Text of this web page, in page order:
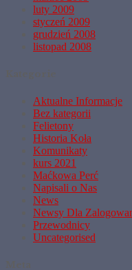
luty 2009
styczeń 2009
grudzień 2008
listopad 2008
Aktualne Informacje
Bez kategorii
Felietony
Historia Koła
Komunikaty
kurs 2021
Maćkowa Perć
Napisali o Nas
News
Newsy Dla
Przewodnicy
Uncategorised